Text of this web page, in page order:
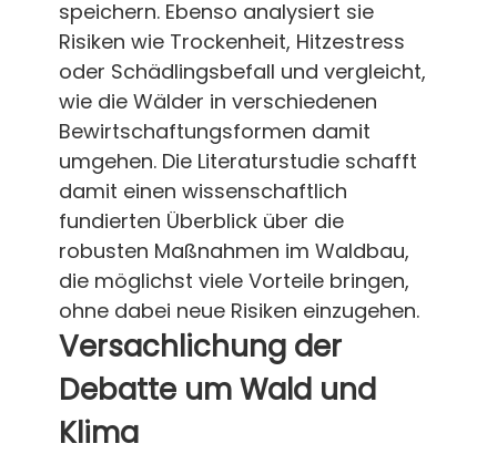
speichern. Ebenso analysiert sie
Risiken wie Trockenheit, Hitzestress
oder Schädlingsbefall und vergleicht,
wie die Wälder in verschiedenen
Bewirtschaftungsformen damit
umgehen. Die Literaturstudie schafft
damit einen wissenschaftlich
fundierten Überblick über die
robusten Maßnahmen im Waldbau,
die möglichst viele Vorteile bringen,
ohne dabei neue Risiken einzugehen.
Versachlichung der
Debatte um Wald und
Klima